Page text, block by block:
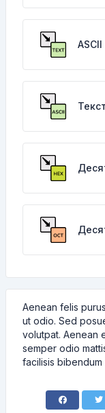
Aenean felis
ut odio. Sed
volutpat. Aenean
semper odio
facilisis bibendum